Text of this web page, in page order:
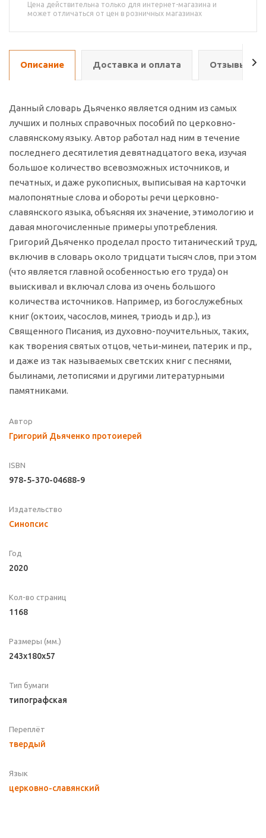
Цена действительна только для интернет-магазина и
может отличаться от цен в розничных магазинах
Описание Доставка и оплата Отзывы о
Данный словарь Дьяченко является одним из самых
лучших и полных справочных пособий по церковно-
славянскому языку. Автор работал над ним в течение
последнего десятилетия девятнадцатого века, изучая
большое количество всевозможных источников, и
печатных, и даже рукописных, выписывая на карточки
малопонятные слова и обороты речи церковно-
славянского языка, объясняя их значение, этимологию и
давая многочисленные примеры употребления.
Григорий Дьяченко проделал просто титанический труд,
включив в словарь около тридцати тысяч слов, при этом
(что является главной особенностью его труда) он
выискивал и включал слова из очень большого
количества источников. Например, из богослужебных
книг (октоих, часослов, минея, триодь и др.), из
Священного Писания, из духовно-поучительных, таких,
как творения святых отцов, четьи-минеи, патерик и пр.,
и даже из так называемых светских книг с песнями,
былинами, летописями и другими литературными
памятниками.
Автор
Григорий Дьяченко протоиерей
ISBN
978-5-370-04688-9
Издательство
Синопсис
Год
2020
Кол-во страниц
1168
Размеры (мм.)
243x180x57
Тип бумаги
типографская
Переплёт
твердый
Язык
церковно-славянский